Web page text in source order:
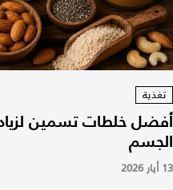
تغذية
أفضل خلطات تسمين
الجسم
13 أيار 2026